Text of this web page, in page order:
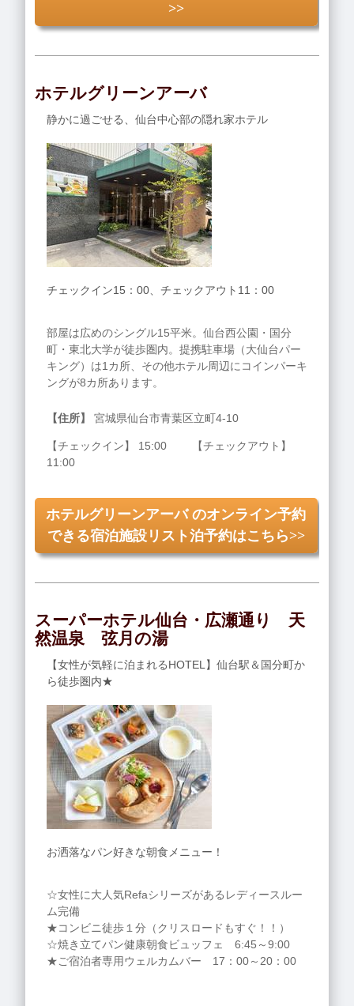
>>
ホテルグリーンアーバ
静かに過ごせる、仙台中心部の隠れ家ホテル
チェックイン15：00、チェックアウト11：00
部屋は広めのシングル15平米。仙台西公園・国分
町・東北大学が徒歩圏内。提携駐車場（大仙台パー
キング）は1カ所、その他ホテル周辺にコインパーキ
ングが8カ所あります。
【住所】 宮城県仙台市青葉区立町4-10
【チェックイン】 15:00 【チェックアウト】
11:00
ホテルグリーンアーバ のオンライン予約
できる宿泊施設リスト泊予約はこちら>>
スーパーホテル仙台・広瀬通り 天
然温泉 弦月の湯
【女性が気軽に泊まれるHOTEL】仙台駅＆国分町か
ら徒歩圏内★
お洒落なパン好きな朝食メニュー！
☆女性に大人気Refaシリーズがあるレディースルー
ム完備
★コンビニ徒歩１分（クリスロードもすぐ！！）
☆焼き立てパン健康朝食ビュッフェ 6:45～9:00
★ご宿泊者専用ウェルカムバー 17：00～20：00